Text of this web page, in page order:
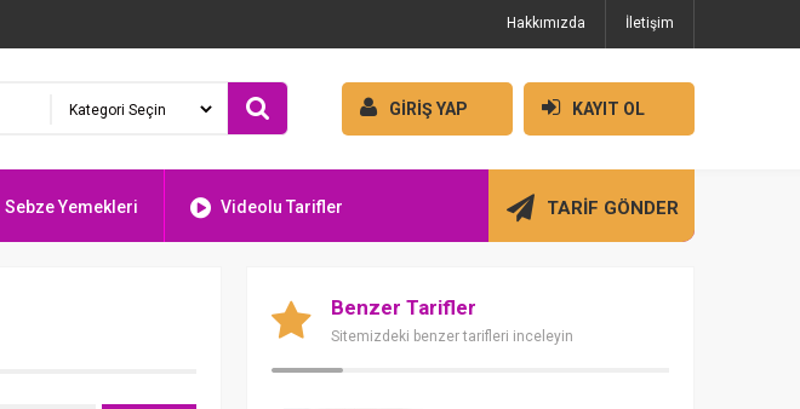
Hakkımızda İletişim
GİRİŞ YAP KAYIT OL
Sebze Yemekleri Videolu Tarifler TARİF GÖNDER
Benzer Tarifler
Sitemizdeki benzer tarifleri inceleyin